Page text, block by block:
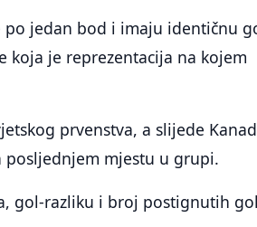
po jedan bod i imaju identičnu
je reprezentacija na kojem
prvenstva, a slijede
posljednjem mjestu u grupi.
gol-razliku i broj postignutih